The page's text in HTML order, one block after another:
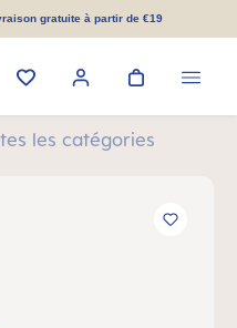
gratuite à partir de €19
les catégories